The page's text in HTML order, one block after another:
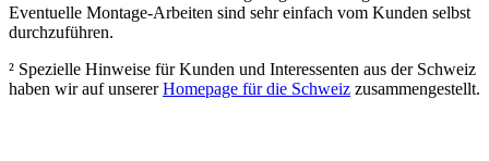
Eventuelle Montage-Arbeiten sind sehr einfach vom Kunden selbst
durchzuführen.
² Spezielle Hinweise für Kunden und Interessenten aus der Schweiz
haben wir auf unsererHomepage für die Schweiz zusammengestellt.